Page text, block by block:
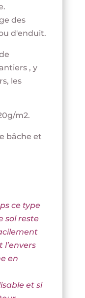
des
d'enduit.
, y
les
m2.
bâche et
ce type
sol reste
en
et si